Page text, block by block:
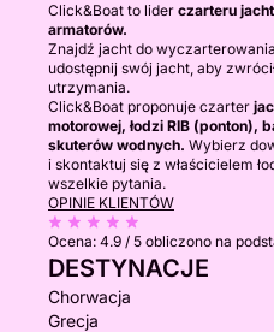
Click&Boat to lider czarteru
armatorów.
Znajdź jacht do
udostępnij swój jacht, aby
utrzymania.
Click&Boat proponuje czarter
motorowej, łodzi RIB (ponton),
skuterów wodnych. Wybierz
i skontaktuj się z właścicielem
wszelkie pytania.
OPINIE KLIENTÓW
Ocena: 4.9 / 5 obliczono na
DESTYNACJE
Chorwacja
Grecja